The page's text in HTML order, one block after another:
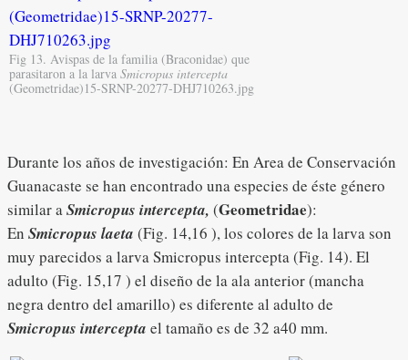
Fig 13. Avispas de la familia (Braconidae) que
parasitaron a la larva Smicropus intercepta
(Geometridae)15-SRNP-20277-DHJ710263.jpg
Durante los años de investigación: En Area de Conservación
Guanacaste se han encontrado una especies de éste género
similar aSmicropus intercepta, (Geometridae):
En Smicropus laeta (Fig. 14,16 ), los colores de la larva son
muy parecidos a larva Smicropus intercepta (Fig. 14). El
adulto (Fig. 15,17 ) el diseño de la ala anterior (mancha
negra dentro del amarillo) es diferente al adulto de
Smicropus intercepta el tamaño es de 32 a40 mm.